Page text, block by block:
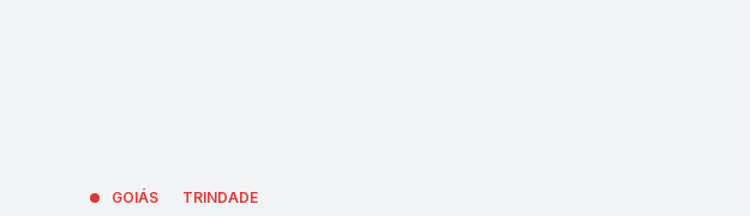
GOIÁS TRINDADE